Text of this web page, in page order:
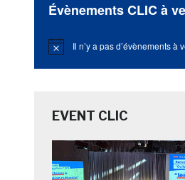
Évènements CLIC à
Notice Il n’y a pas d’évènements à
EVENT CLIC